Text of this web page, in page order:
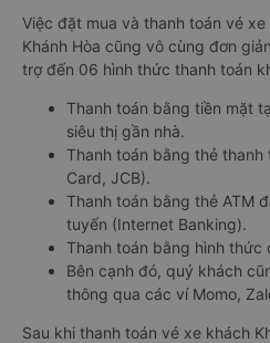
Việc đặt mua và thanh toán vé
Khánh Hòa cũng vô cùng đơn
trợ đến 06 hình thức thanh toán
Thanh toán bằng tiền mặt
siêu thị gần nhà.
Thanh toán bằng thẻ
Card, JCB).
Thanh toán bằng thẻ ATM
tuyến (Internet Banking).
Thanh toán bằng hình thức
Bên cạnh đó, quý khách
thông qua các ví Momo,
Sau khi thanh toán vé xe khách